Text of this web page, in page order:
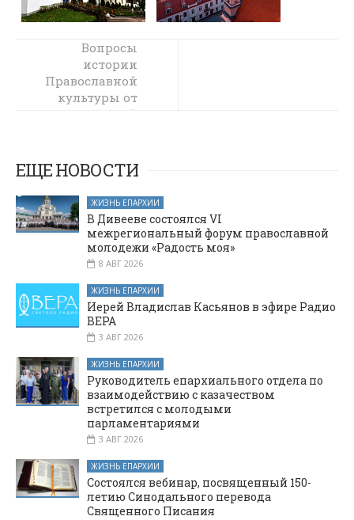
Вопросы
предстоящего
соработничества
районного
и студенческого
научного
кружка
обсуждались на
фоне
обновленных
интерактивных
экспозиций
Вопросы
истории
Православной
культуры от
донских степей
рассмотрели на
секции
конференции
«Научная весна
2025» в
шахтинском
ВУЗе
ЕЩЕ НОВОСТИ
ЖИЗНЬ ЕПАРХИИ
В Дивееве состоялся VI
межрегиональный форум православной
молодежи «Радость моя»
8 АВГ 2026
ЖИЗНЬ ЕПАРХИИ
Иерей Владислав Касьянов в эфире Радио
ВЕРА
3 АВГ 2026
ЖИЗНЬ ЕПАРХИИ
Руководитель епархиального отдела по
взаимодействию с казачеством
встретился с молодыми
парламентариями
3 АВГ 2026
ЖИЗНЬ ЕПАРХИИ
Состоялся вебинар, посвященный 150-
летию Синодального перевода
Священного Писания